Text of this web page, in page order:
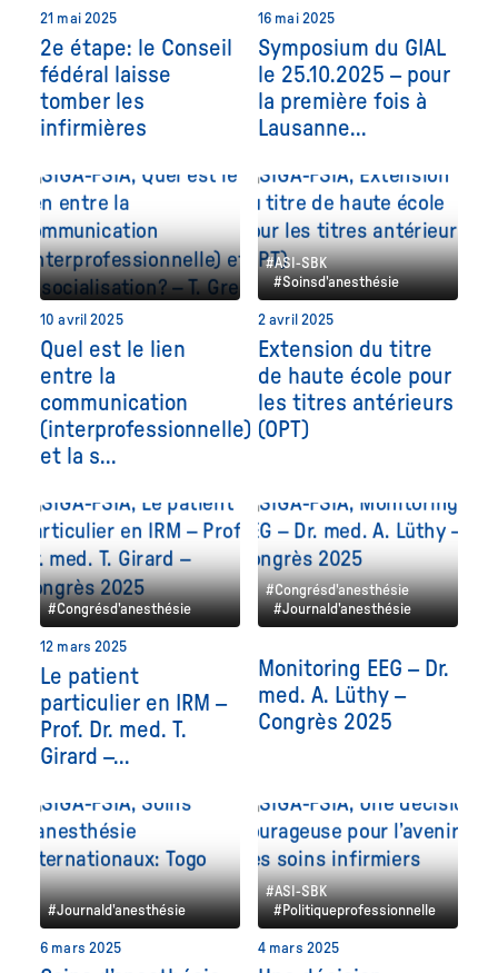
21 mai 2025
2e étape: le Conseil
fédéral laisse
tomber les
infirmières
16 mai 2025
Symposium du GIAL
le 25.10.2025 – pour
la première fois à
Lausanne...
10 avril 2025
Quel est le lien
entre la
communication
(interprofessionnelle)
et la s...
#ASI-SBK
#Soinsd'anesthésie
2 avril 2025
Extension du titre
de haute école pour
les titres antérieurs
(OPT)
#Congrésd'anesthésie
12 mars 2025
Le patient
particulier en IRM –
Prof. Dr. med. T.
Girard –...
#Congrésd'anesthésie
#Journald'anesthésie
Monitoring EEG – Dr.
med. A. Lüthy –
Congrès 2025
#Journald'anesthésie
6 mars 2025
#ASI-SBK
#Politiqueprofessionnelle
4 mars 2025